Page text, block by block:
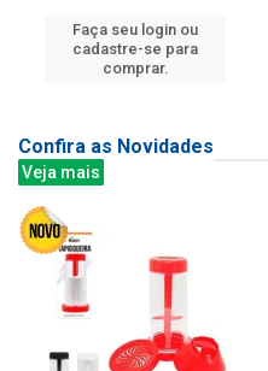
Faça seu login ou
cadastre-se para
comprar.
Confira as Novidades
Veja mais